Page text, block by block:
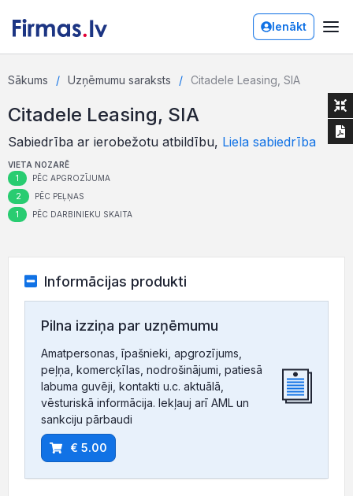
Ienākt
Sākums Uzņēmumu saraksts Citadele Leasing, SIA
Citadele Leasing, SIA
Sabiedrība ar ierobežotu atbildību, Liela sabiedrība
VIETA NOZARĒ
1 PĒC APGROZĪJUMA
2 PĒC PEĻŅAS
1 PĒC DARBINIEKU SKAITA
Informācijas produkti
Pilna izziņa par uzņēmumu
Amatpersonas, īpašnieki, apgrozījums,
peļņa, komercķīlas, nodrošinājumi, patiesā
labuma guvēji, kontakti u.c. aktuālā,
vēsturiskā informācija. Iekļauj arī AML un
sankciju pārbaudi
€ 5.00